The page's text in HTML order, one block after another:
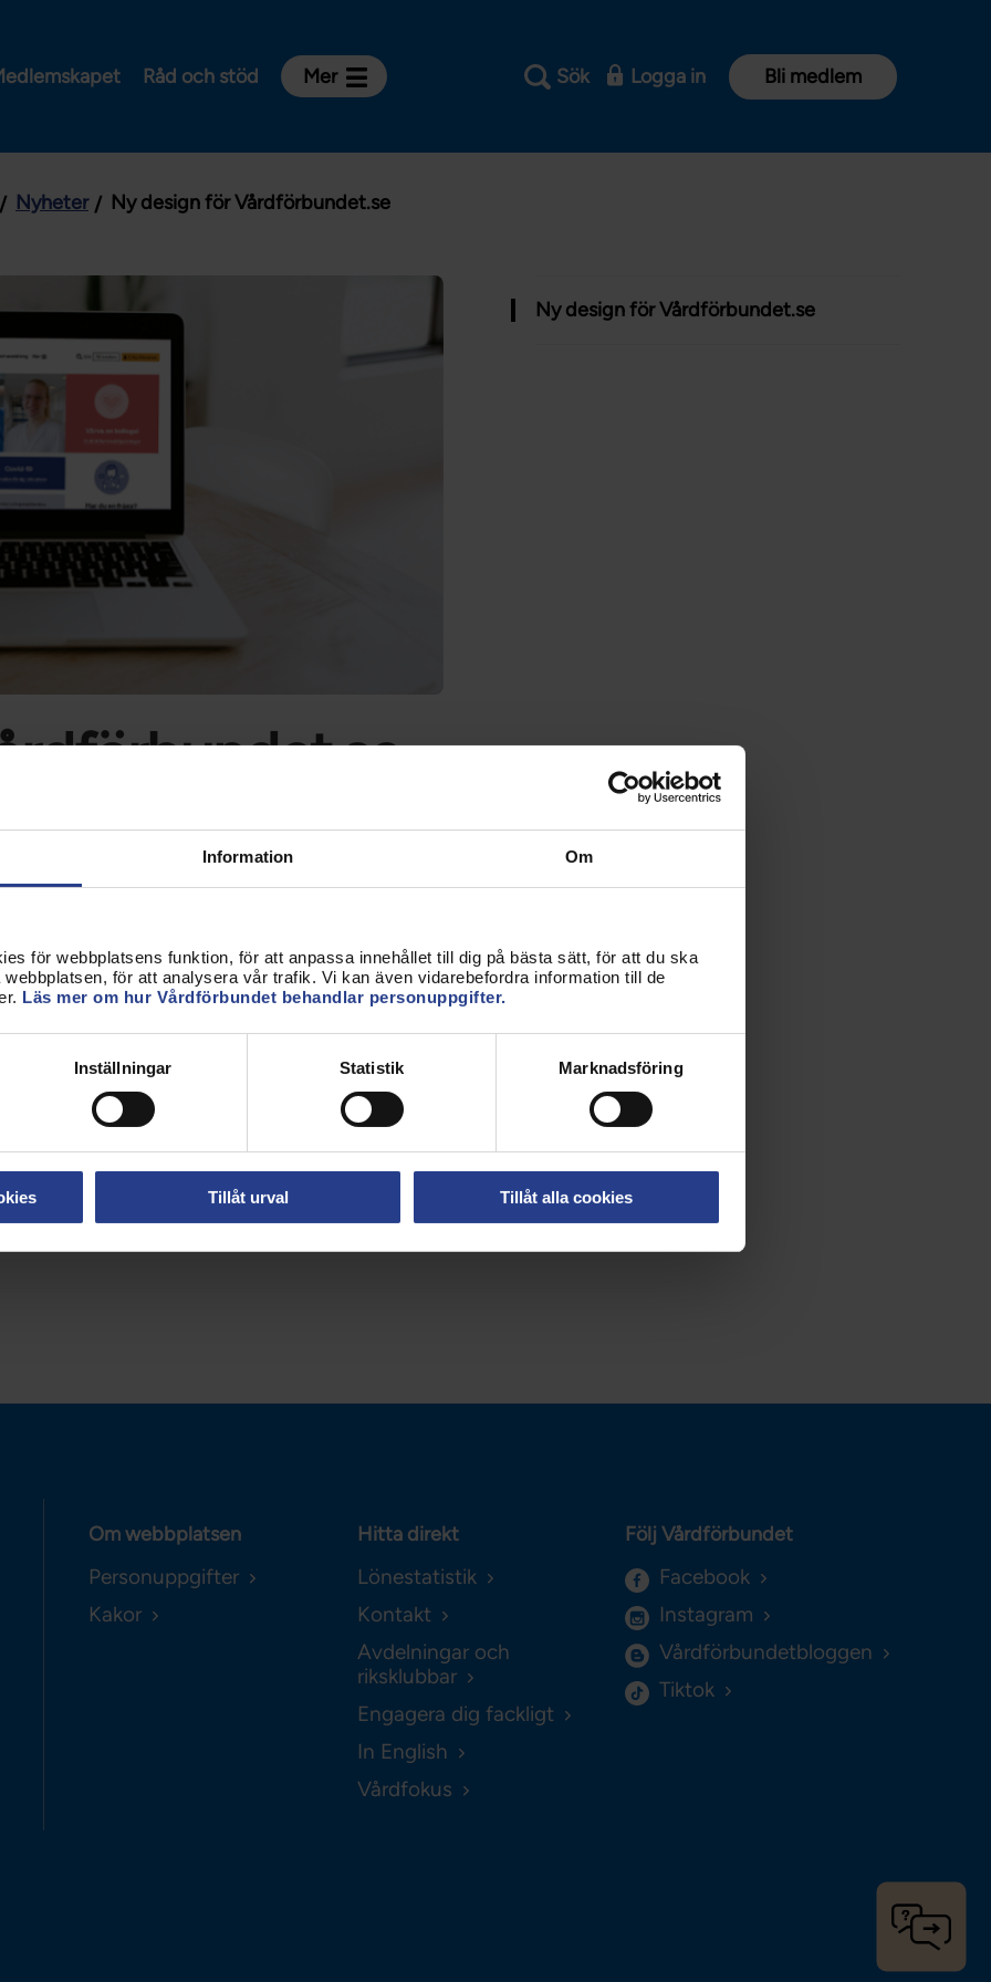
Information Om
för webbplatsens funktion, för att anpassa innehållet till dig på bästa sätt, för att du ska
för att analysera vår trafik. Vi kan även vidarebefordra information till de
Läs mer om hur Vårdförbundet behandlar personuppgifter.
Inställningar Statistik Marknadsföring
Tillåt urval Tillåt alla cookies
Råd och stöd Mer
Om Vårdförbundet
Aktiviteter och utbildningar
Sjuksköterska
Barnmorska
Röntgensjuksköterska
Biomedicinsk analytiker
Förtroendevald
Student
Chef
Sök Logga in Bli medlem
Nyheter Ny design för Vårdförbundet.se
Ny design för Vårdförbundet.se
Webbplatsen har fått ny design,
som besökare nu enklare ska hitta
mer överskådlig.
en ny struktur hittar du ingångarna på nya
Det kommer också fler ändringar
Om webbplatsen
Personuppgifter
Kakor
Hitta direkt
Lönestatistik
Kontakt
Avdelningar och
riksklubbar
Engagera dig fackligt
In English
Vårdfokus
Följ Vårdförbundet
Facebook
Instagram
Vårdförbundetbloggen
Tiktok